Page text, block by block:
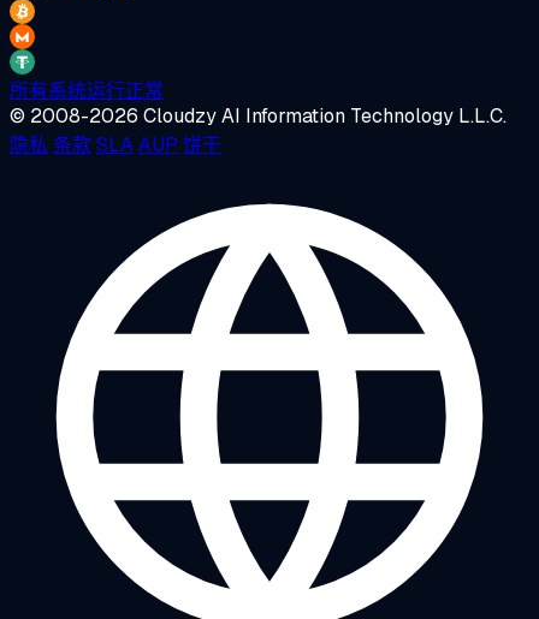
所有系统运行正常
© 2008-2026 Cloudzy AI Information Technology L.L.C.
隐私条款SLAAUP 饼干